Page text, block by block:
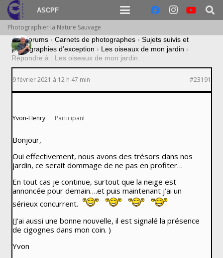
ASCPF
Photographier la Nature Sauvage
› Forums › Carnets de photographes › Sujets suivis et
photographies d’exception › Les oiseaux de mon jardin ›
Répondre à : Les oiseaux de mon jardin
9 février 2021 à 12 h 47 min #23191
Yvon-Henry Participant
Bonjour,
Oui effectivement, nous avons des trésors dans nos
jardin, ce serait dommage de ne pas en profiter…
En tout cas je continue, surtout que la neige est
annoncée pour demain….et puis maintenant j’ai un
sérieux concurrent.
(J’ai aussi une bonne nouvelle, il est signalé la présence
de cigognes dans mon coin. )
Yvon